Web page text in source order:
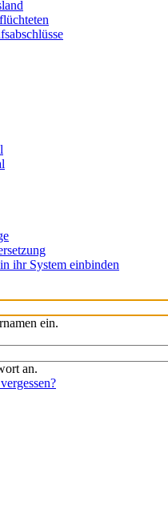
ihr System einbinden
ein.
an.